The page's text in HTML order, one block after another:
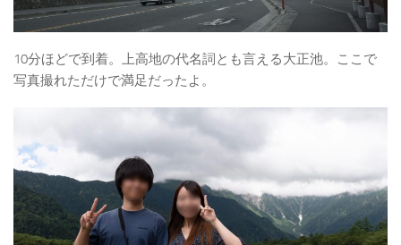
10分ほどで到着。上高地の代名詞とも言える大正池。ここで
写真撮れただけで満足だったよ。